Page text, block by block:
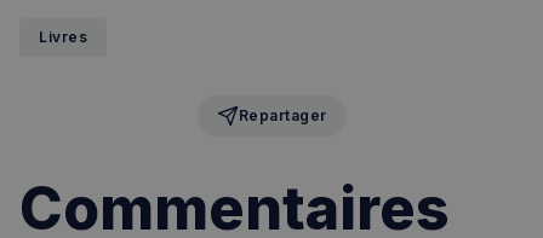
Livres
Repartager
Commentaires